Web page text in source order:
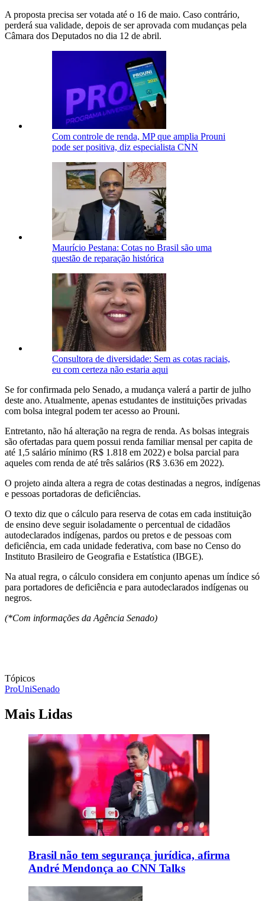
A proposta precisa ser votada até o 16 de maio. Caso contrário,
perderá sua validade, depois de ser aprovada com mudanças pela
Câmara dos Deputados no dia 12 de abril.
Com controle de renda, MP que amplia Prouni
pode ser positiva, diz especialista CNN
Maurício Pestana: Cotas no Brasil são uma
questão de reparação histórica
Consultora de diversidade: Sem as cotas raciais,
eu com certeza não estaria aqui
Se for confirmada pelo Senado, a mudança valerá a partir de julho
deste ano. Atualmente, apenas estudantes de instituições privadas
com bolsa integral podem ter acesso ao Prouni.
Entretanto, não há alteração na regra de renda. As bolsas integrais
são ofertadas para quem possui renda familiar mensal per capita de
até 1,5 salário mínimo (R$ 1.818 em 2022) e bolsa parcial para
aqueles com renda de até três salários (R$ 3.636 em 2022).
O projeto ainda altera a regra de cotas destinadas a negros, indígenas
e pessoas portadoras de deficiências.
O texto diz que o cálculo para reserva de cotas em cada instituição
de ensino deve seguir isoladamente o percentual de cidadãos
autodeclarados indígenas, pardos ou pretos e de pessoas com
deficiência, em cada unidade federativa, com base no Censo do
Instituto Brasileiro de Geografia e Estatística (IBGE).
Na atual regra, o cálculo considera em conjunto apenas um índice só
para portadores de deficiência e para autodeclarados indígenas ou
negros.
(*Com informações da Agência Senado)
Tópicos
ProUniSenado
Mais Lidas
Brasil não tem segurança jurídica, afirma
André Mendonça ao CNN Talks